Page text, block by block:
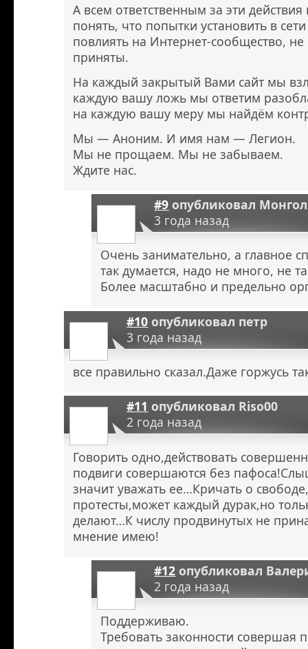
А всем ответственным за эти
понять, что попытки установить в
повлиять на Интернет-сообщество,
приняты.
На каждый закрытый Вами сайт мы
каждую вашу ложь мы ответим
на каждую вашу меру мы найдём
Мы — Аноним. И имя нам — Легион.
Мы не прощаем. Мы не забываем.
Ждите нас.
#9 опубликовал Монгол
3 года назад
Очень занимательно, а главное
так думается, надо не много, не
Более масштабно и предельно
#10 опубликовал петр
3 года назад
все правильно сказал.Даже горжусь
#11 опубликовал Riso00
2 года назад
Говорить одно,действовать
подвиги совершаются без
значит уважать ее…Кричать о
протесты,может каждый дурак,но
делают…К числу продвинутых не
мнение имею!
#12 опубликовал
2 года назад
Поддерживаю.
Требовать законности совершая